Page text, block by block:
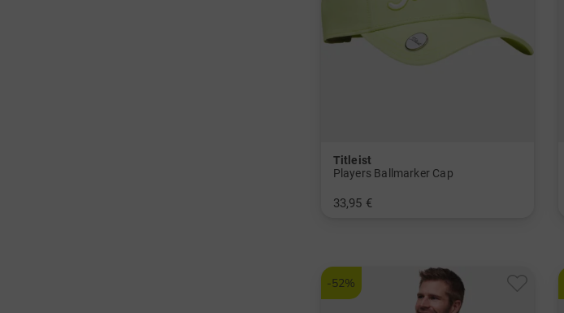
Titleist
Players Ballmarker Cap
33,95 €
-52%